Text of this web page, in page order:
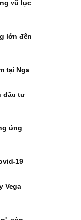
vũ lực
lớn đến
tại Nga
đầu tư
ứng
19
Vega